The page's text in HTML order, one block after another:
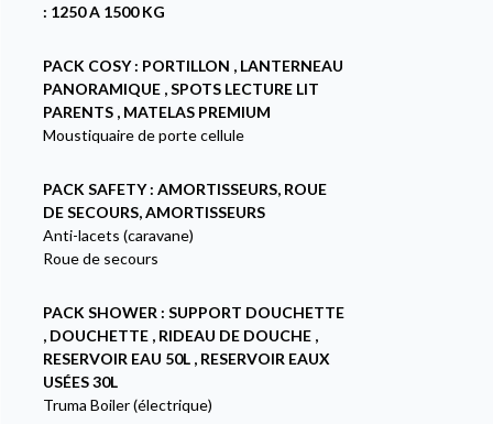
: 1250 A 1500 KG
PACK COSY : PORTILLON , LANTERNEAU
PANORAMIQUE , SPOTS LECTURE LIT
PARENTS , MATELAS PREMIUM
Moustiquaire de porte cellule
PACK SAFETY : AMORTISSEURS, ROUE
DE SECOURS, AMORTISSEURS
Anti-lacets (caravane)
Roue de secours
PACK SHOWER : SUPPORT DOUCHETTE
, DOUCHETTE , RIDEAU DE DOUCHE ,
RESERVOIR EAU 50L , RESERVOIR EAUX
USÉES 30L
Truma Boiler (électrique)